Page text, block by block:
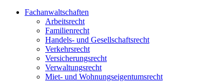
Fachanwaltschaften
Arbeitsrecht
Familienrecht
Handels- und Gesellschaftsrecht
Verkehrsrecht
Versicherungsrecht
Verwaltungsrecht
Miet- und Wohnungseigentumsrecht